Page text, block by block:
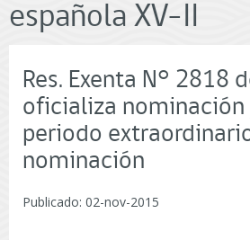
de
Chile
española XV-II
Res. Exenta N° 2818
oficializa nominación
periodo
nominación
Publicado: 02-nov-2015